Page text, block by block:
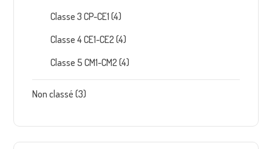
Classe 3 CP-CE1 (4)
Classe 4 CE1-CE2(4)
Classe 5 CM1-CM2(4)
Non classé (3)